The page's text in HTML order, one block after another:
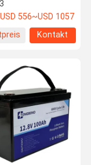
Rechtssach
im
3
USD 556~USD 1057
Kontakt